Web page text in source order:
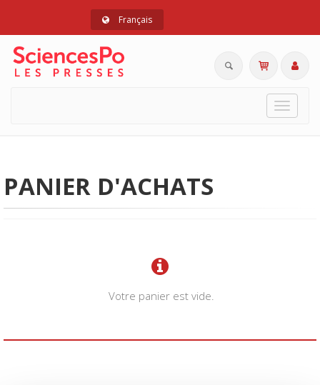
Français
Toggle
PANIER D'ACHATS
Votre panier est vide.